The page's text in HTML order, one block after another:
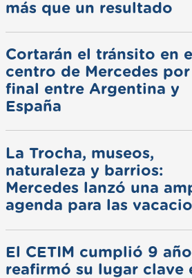
más que un resultado
Cortarán el tránsito en el
centro de Mercedes
final entre Argentina y
España
La Trocha, museos,
naturaleza y barrios:
Mercedes lanzó una
agenda para las
El CETIM cumplió 9
reafirmó su lugar clave